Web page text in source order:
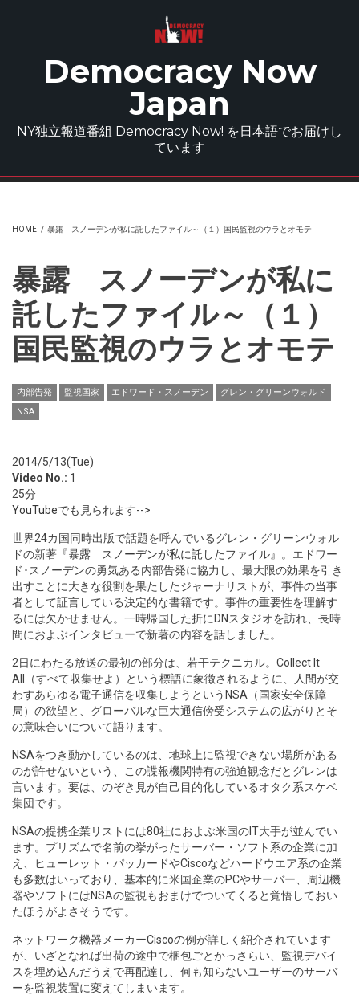
Democracy Now
Japan
NY独立報道番組 Democracy Now! を日本語でお届けし
ています
HOME / 暴露 スノーデンが私に託したファイル～（１）国民監視のウラとオモテ
暴露 スノーデンが私に
託したファイル～（１）
国民監視のウラとオモテ
内部告発 監視国家 エドワード・スノーデン
グレン・グリーンウォルド
NSA
2014/5/13(Tue)
Video No.: 1
25分
YouTubeでも見られます-->
世界24カ国同時出版で話題を呼んでいるグレン・グリーンウォル
ドの新著 『暴露 スノーデンが私に託したファイル』
。エドワー
ド･スノーデンの勇気ある内部告発に協力し、最大限の効果を引き
出すことに大きな役割を果たしたジャーナリストが、事件の当事
者として証言している決定的な書籍です。事件の重要性を理解す
るには欠かせません。 一時帰国 した折にDNスタジオを訪れ、長時
間におよぶインタビューで新著の内容を話しました。
2日にわたる放送の最初の部分は、若干テクニカル。Collect It
All（すべて収集せよ）という標語に象徴されるように、人間が交
わすあらゆる電子通信を収集しようというNSA（国家安全保障
局）の欲望と、グローバルな巨大通信傍受システムの広がりとそ
の意味合いについて語ります。
NSAをつき動かしているのは、地球上に監視できない場所がある
のが許せないという、この諜報機関特有の強迫観念だとグレンは
言います。要は、のぞき見が自己目的化しているオタク系スケベ
集団です。
NSAの提携企業リストには80社におよぶ米国のIT大手が並んでい
ます。プリズムで名前の挙がったサーバー・ソフト系の企業に加
え、ヒューレット・パッカードやCiscoなどハードウエア系の企業
も多数はいっており、基本的に米国企業のPCやサーバー、周辺機
器やソフトにはNSAの監視もおまけでついてくると覚悟しておい
たほうがよさそうです。
ネットワーク機器メーカーCiscoの例が詳しく紹介されています
が、いざとなれば出荷の途中で梱包ごとかっさらい、監視デバイ
スを埋め込んだうえで再配達し、何も知らないユーザーのサーバ
ーを監視装置に変えてしまいます。